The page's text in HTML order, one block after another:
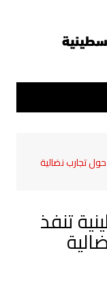
حول تجارب نضالية
تنفذ